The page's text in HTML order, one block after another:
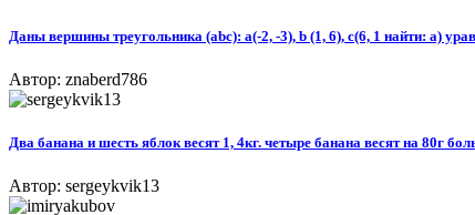
Даны вершины треугольника (abc): a(-2, -3), b (1, 6), c(6, 1 найти: а)
Автор: znaberd786
Два банана и шесть яблок весят 1, 4кг. четыре банана весят на 80г
Автор: sergeykvik13